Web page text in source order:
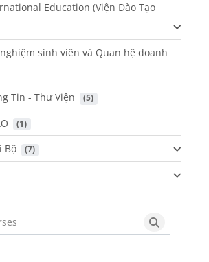
Education (Viện Đào Tạo
sinh viên và Quan hệ doanh
Tin - Thư Viện (5)
(1)
Bộ (7)
Search